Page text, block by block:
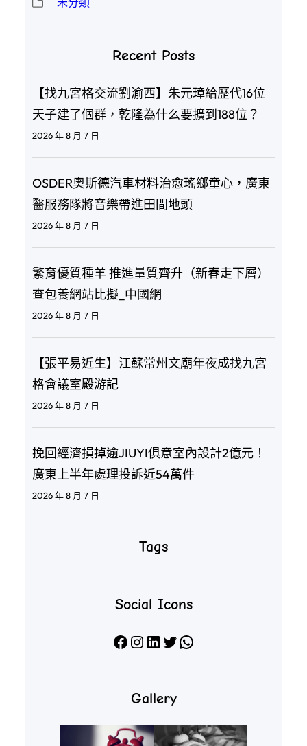
Recent Posts
【找九宮格交流劉渝西】朱元璋給歷代16位
天子建了個群，乾隆為什么要擴到188位？
2026 年 8 月 7 日
OSDER奧斯德汽車材料治愈瑤鄉童心，廣東
醫服務隊將音樂帶進田間地頭
2026 年 8 月 7 日
繁育優質種羊 推進量質齊升（新春走下層）
查包養網站比擬_中國網
2026 年 8 月 7 日
【張平易近生】江蘇常州文廟年夜成找九宮
格會議室殿游記
2026 年 8 月 7 日
挽回經濟損掉逾JIUYI俱意室內設計2億元！
廣東上半年處理投訴近54萬件
2026 年 8 月 7 日
Tags
Social Icons
Facebook Instagram LinkedIn X WhatsApp
Gallery